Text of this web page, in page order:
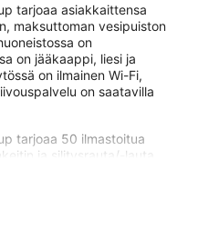
tarjoaa asiakkaittensa
maksuttoman vesipuiston
on
on jääkaappi, liesi ja
on ilmainen Wi-Fi,
on saatavilla
tarjoaa 50 ilmastoitua
ja silitysrauta/-lauta.
liesi,
tai suihku. Asiakkaat